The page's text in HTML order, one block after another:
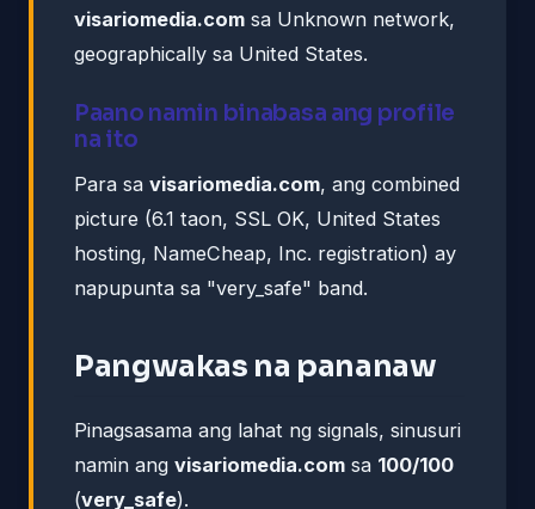
visariomedia.com sa Unknown network,
geographically sa United States.
Paano namin binabasa ang profile
na ito
Para sa visariomedia.com, ang combined
picture (6.1 taon, SSL OK, United States
hosting, NameCheap, Inc. registration) ay
napupunta sa "very_safe" band.
Pangwakas na pananaw
Pinagsasama ang lahat ng signals, sinusuri
namin ang visariomedia.com sa 100/100
(very_safe).